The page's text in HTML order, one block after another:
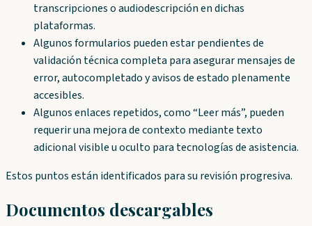
transcripciones o audiodescripción en dichas
plataformas.
Algunos formularios pueden estar pendientes de
validación técnica completa para asegurar mensajes de
error, autocompletado y avisos de estado plenamente
accesibles.
Algunos enlaces repetidos, como “Leer más”, pueden
requerir una mejora de contexto mediante texto
adicional visible u oculto para tecnologías de asistencia.
Estos puntos están identificados para su revisión progresiva.
Documentos descargables